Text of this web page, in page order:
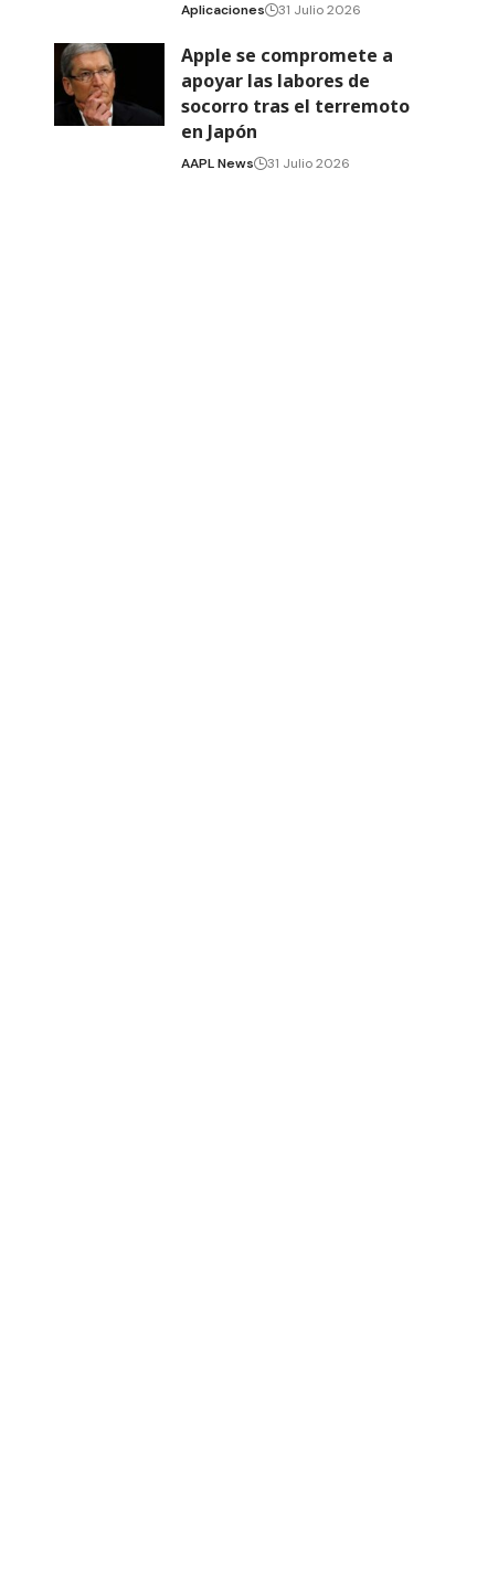
Aplicaciones 31 Julio 2026
Apple se compromete a
apoyar las labores de
socorro tras el terremoto
en Japón
AAPL News 31 Julio 2026